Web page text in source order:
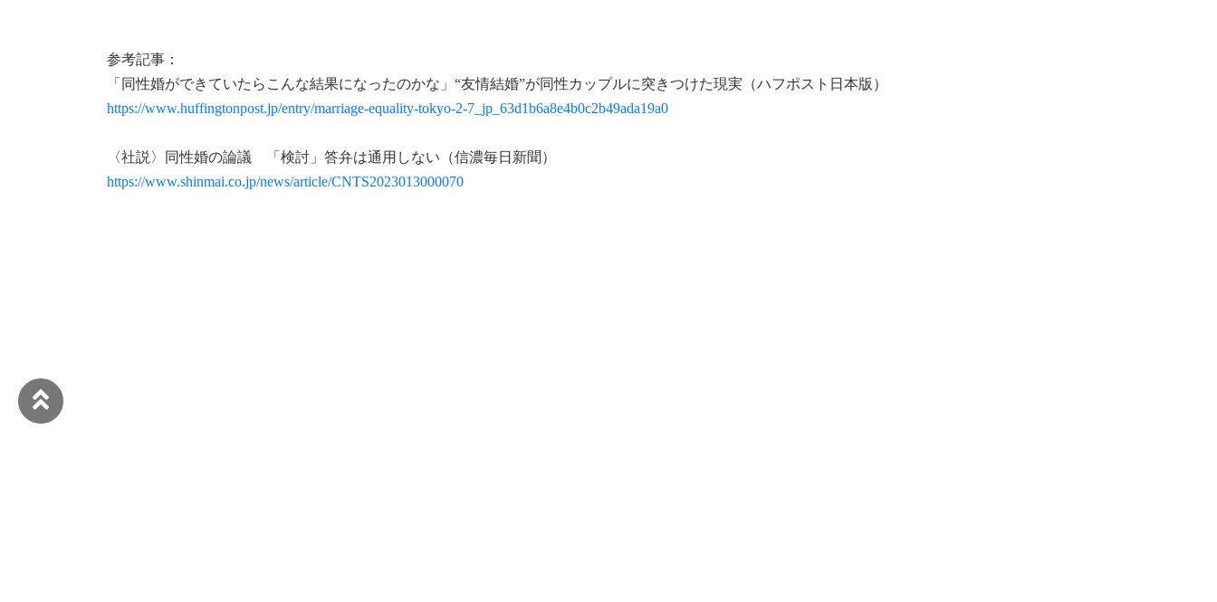
参考記事：
「同性婚ができていたらこんな結果になったのかな」“友情結婚”が同性カップルに突きつけた現実（ハフポスト日本版）
https://www.huffingtonpost.jp/entry/marriage-equality-tokyo-2-7_jp_63d1b6a8e4b0c2b49ada19a0
〈社説〉同性婚の論議 「検討」答弁は通用しない（信濃毎日新聞）
https://www.shinmai.co.jp/news/article/CNTS2023013000070